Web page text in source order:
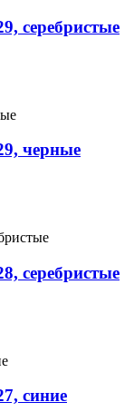
серебристые
черные
серебристые
синие